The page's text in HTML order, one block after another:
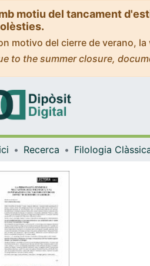
motiu del tancament
motivo del cierre de verano,
to the summer closure,
Recerca